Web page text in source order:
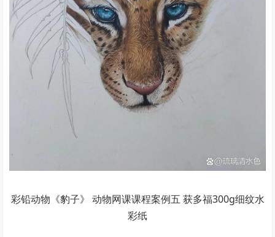
彩铅动物《豹子》 动物网课课程案例五 获多福300g细纹水
彩纸